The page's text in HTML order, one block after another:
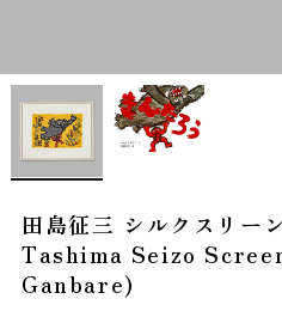
田島征三 シルクスリー
Tashima Seizo
Ganbare)